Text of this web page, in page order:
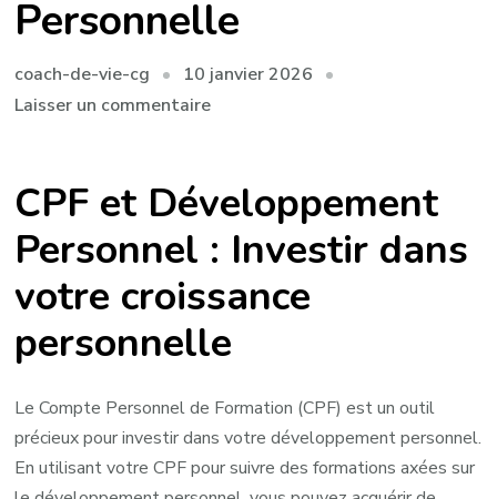
Personnelle
coach-de-vie-cg
10 janvier 2026
Laisser un commentairesur
Développement
Personnel
:
Investir
dans
Votre
Personnelle
CPF et Développement
Personnel : Investir dans
votre croissance
personnelle
Le Compte Personnel de Formation (CPF) est un outil
précieux pour investir dans votre développement personnel.
En utilisant votre CPF pour suivre des formations axées sur